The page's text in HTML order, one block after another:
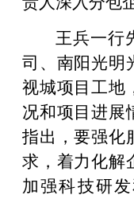
王兵一行
司、南阳光明
视城项目工地
况和项目进展
指出，要强化
求，着力化解
加强科技研